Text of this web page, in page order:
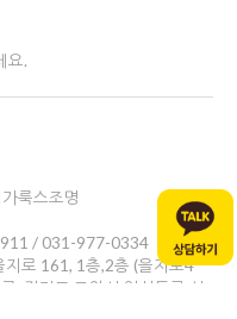
요.
룩스조명
/ 031-977-0334
지로 161, 1층,2층 (을지로4
: 경기도 고양시 일산동구 성